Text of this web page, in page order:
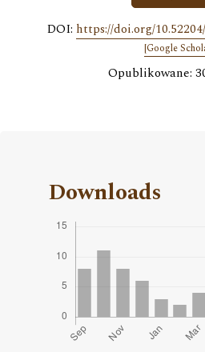
DOI: https://doi.org/
[Google
Opublikowane:
Downloads